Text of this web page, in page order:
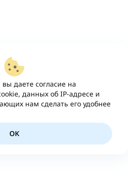
даете согласие на
данных об IP-адресе и
нам сделать его удобнее
OK